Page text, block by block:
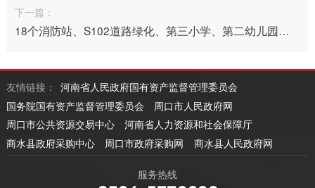
下一篇：
18个消防站、S102道路绿化、第三小学、第二幼儿园、产业集聚区污水处理厂配套管网等项目工程
友情链接：
河南省人民政府国有资产监督管理委员会
国务院国有资产监督管理委员会
周口市人民政府网
周口市公共资源交易中心
河南省人力资源和社会保障厅
商水县政府采购中心
周口市政府采购网 商水县人民政府网
服务热线